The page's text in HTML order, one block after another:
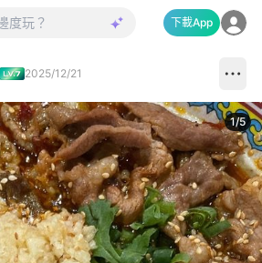
下載App
2025/12/21
1/5